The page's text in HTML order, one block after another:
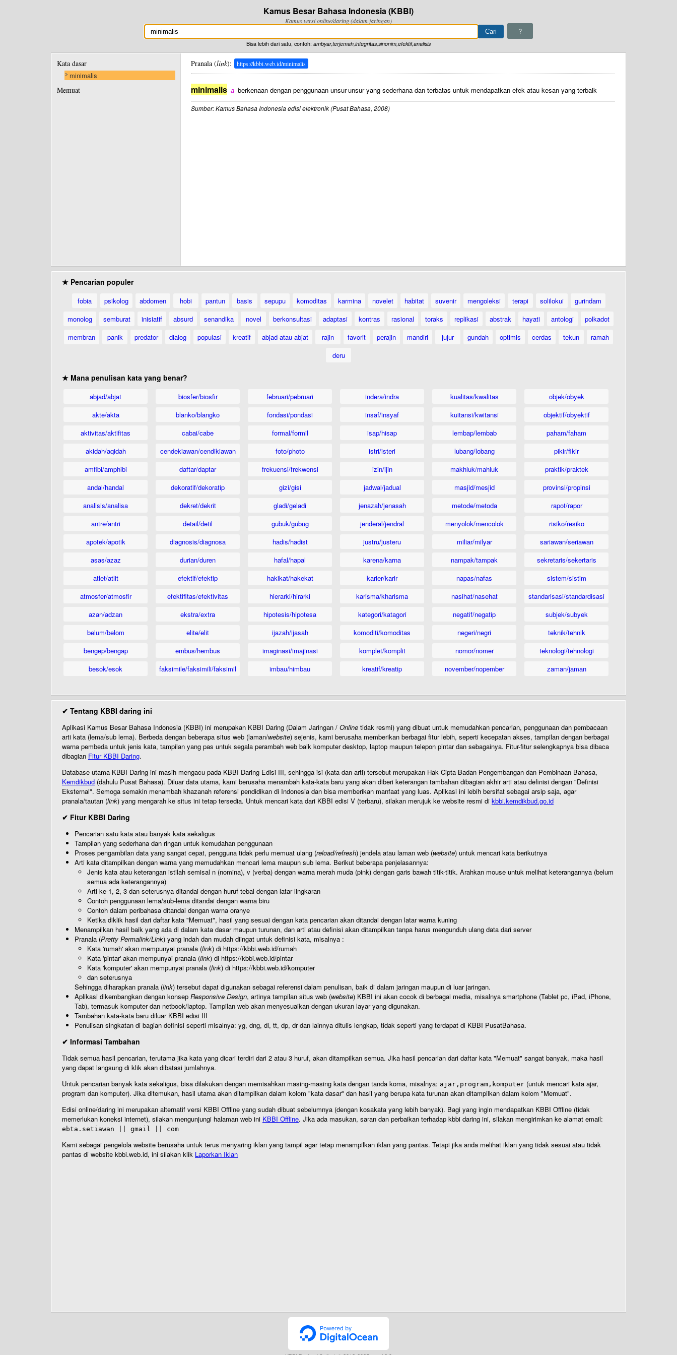
Kamus Besar Bahasa Indonesia (KBBI)
Kamus versi online/daring (dalam jaringan)
?
Bisa lebih dari satu, contoh: ambyar,terjemah,integritas,sinonim,efektif,analisis
Kata dasar
minimalis
Memuat
Pranala (link): https://kbbi.web.id/minimalis
minimalis a berkenaan dengan penggunaan unsur-unsur yang sederhana dan terbatas untuk mendapatkan efek atau kesan yang terbaik
Sumber: Kamus Bahasa Indonesia edisi elektronik (Pusat Bahasa, 2008)
★ Pencarian populer
fobia psikolog abdomen hobi pantun basis sepupu komoditas karmina novelet habitat suvenir mengoleksi terapi solilokui
gurindam
monolog
semburat inisiatif absurd senandika novel berkonsultasi adaptasi kontras rasional toraks replikasi abstrak hayati antologi
polkadot
membran
panik predator dialog populasi kreatif abjad-atau-abjat rajin favorit perajin mandiri jujur gundah optimis cerdas tekun
ramah
deru
★ Mana penulisan kata yang benar?
abjad/abjat
akte/akta
aktivitas/aktifitas
akidah/aqidah
amfibi/amphibi
andal/handal
analisis/analisa
antre/antri
apotek/apotik
asas/azaz
atlet/atlit
atmosfer/atmosfir
azan/adzan
belum/belom
bengep/bengap
besok/esok
biosfer/biosfir
blanko/blangko
cabai/cabe
cendekiawan/cendikiawan
daftar/daptar
dekoratif/dekoratip
dekret/dekrit
detail/detil
diagnosis/diagnosa
durian/duren
efektif/efektip
efektifitas/efektivitas
ekstra/extra
elite/elit
embus/hembus
faksimile/faksimili/faksimil
februari/pebruari
fondasi/pondasi
formal/formil
foto/photo
frekuensi/frekwensi
gizi/gisi
gladi/geladi
gubuk/gubug
hadis/hadist
hafal/hapal
hakikat/hakekat
hierarki/hirarki
hipotesis/hipotesa
ijazah/ijasah
imaginasi/imajinasi
imbau/himbau
indera/indra
insaf/insyaf
isap/hisap
istri/isteri
izin/ijin
jadwal/jadual
jenazah/jenasah
jenderal/jendral
justru/justeru
karena/karna
karier/karir
karisma/kharisma
kategori/katagori
komoditi/komoditas
komplet/komplit
kreatif/kreatip
kualitas/kwalitas
kuitansi/kwitansi
lembap/lembab
lubang/lobang
makhluk/mahluk
masjid/mesjid
metode/metoda
menyolok/mencolok
miliar/milyar
nampak/tampak
napas/nafas
nasihat/nasehat
negatif/negatip
negeri/negri
nomor/nomer
november/nopember
objek/obyek
objektif/obyektif
paham/faham
pikir/fikir
praktik/praktek
provinsi/propinsi
rapot/rapor
risiko/resiko
sariawan/seriawan
sekretaris/sekertaris
sistem/sistim
standarisasi/standardisasi
subjek/subyek
teknik/tehnik
teknologi/tehnologi
zaman/jaman
✔ Tentang KBBI daring ini
Aplikasi Kamus Besar Bahasa Indonesia (KBBI) ini merupakan KBBI Daring (Dalam Jaringan / Online tidak resmi) yang dibuat untuk memudahkan pencarian, penggunaan dan pembacaan
arti kata (lema/sub lema). Berbeda dengan beberapa situs web (laman/website) sejenis, kami berusaha memberikan berbagai fitur lebih, seperti kecepatan akses, tampilan dengan berbagai
warna pembeda untuk jenis kata, tampilan yang pas untuk segala perambah web baik komputer desktop, laptop maupun telepon pintar dan sebagainya. Fitur-fitur selengkapnya bisa dibaca
dibagian Fitur KBBI Daring.
Database utama KBBI Daring ini masih mengacu pada KBBI Daring Edisi III, sehingga isi (kata dan arti) tersebut merupakan Hak Cipta Badan Pengembangan dan Pembinaan Bahasa,
Kemdikbud (dahulu Pusat Bahasa). Diluar data utama, kami berusaha menambah kata-kata baru yang akan diberi keterangan tambahan dibagian akhir arti atau definisi dengan "Definisi
Eksternal". Semoga semakin menambah khazanah referensi pendidikan di Indonesia dan bisa memberikan manfaat yang luas. Aplikasi ini lebih bersifat sebagai arsip saja, agar
pranala/tautan (link) yang mengarah ke situs ini tetap tersedia. Untuk mencari kata dari KBBI edisi V (terbaru), silakan merujuk ke website resmi di kbbi.kemdikbud.go.id
✔ Fitur KBBI Daring
Pencarian satu kata atau banyak kata sekaligus
Tampilan yang sederhana dan ringan untuk kemudahan penggunaan
Proses pengambilan data yang sangat cepat, pengguna tidak perlu memuat ulang (reload/refresh) jendela atau laman web (website) untuk mencari kata berikutnya
Arti kata ditampilkan dengan warna yang memudahkan mencari lema maupun sub lema. Berikut beberapa penjelasannya:
Jenis kata atau keterangan istilah semisal n (nomina), v (verba) dengan warna merah muda (pink) dengan garis bawah titik-titik. Arahkan mouse untuk melihat keterangannya (belum
semua ada keterangannya)
Arti ke-1, 2, 3 dan seterusnya ditandai dengan huruf tebal dengan latar lingkaran
Contoh penggunaan lema/sub-lema ditandai dengan warna biru
Contoh dalam peribahasa ditandai dengan warna oranye
Ketika diklik hasil dari daftar kata "Memuat", hasil yang sesuai dengan kata pencarian akan ditandai dengan latar warna kuning
Menampilkan hasil baik yang ada di dalam kata dasar maupun turunan, dan arti atau definisi akan ditampilkan tanpa harus mengunduh ulang data dari server
Pranala (Pretty Permalink/Link) yang indah dan mudah diingat untuk definisi kata, misalnya :
Kata 'rumah' akan mempunyai pranala (link) di https://kbbi.web.id/rumah
Kata 'pintar' akan mempunyai pranala (link) di https://kbbi.web.id/pintar
Kata 'komputer' akan mempunyai pranala (link) di https://kbbi.web.id/komputer
dan seterusnya
Sehingga diharapkan pranala (link) tersebut dapat digunakan sebagai referensi dalam penulisan, baik di dalam jaringan maupun di luar jaringan.
Aplikasi dikembangkan dengan konsep Responsive Design, artinya tampilan situs web (website) KBBI ini akan cocok di berbagai media, misalnya smartphone (Tablet pc, iPad, iPhone,
Tab), termasuk komputer dan netbook/laptop. Tampilan web akan menyesuaikan dengan ukuran layar yang digunakan.
Tambahan kata-kata baru diluar KBBI edisi III
Penulisan singkatan di bagian definisi seperti misalnya: yg, dng, dl, tt, dp, dr dan lainnya ditulis lengkap, tidak seperti yang terdapat di KBBI PusatBahasa.
✔ Informasi Tambahan
Tidak semua hasil pencarian, terutama jika kata yang dicari terdiri dari 2 atau 3 huruf, akan ditampilkan semua. Jika hasil pencarian dari daftar kata "Memuat" sangat banyak, maka hasil
yang dapat langsung di klik akan dibatasi jumlahnya.
Untuk pencarian banyak kata sekaligus, bisa dilakukan dengan memisahkan masing-masing kata dengan tanda koma, misalnya: ajar,program,komputer (untuk mencari kata ajar,
program dan komputer). Jika ditemukan, hasil utama akan ditampilkan dalam kolom "kata dasar" dan hasil yang berupa kata turunan akan ditampilkan dalam kolom "Memuat".
Edisi online/daring ini merupakan alternatif versi KBBI Offline yang sudah dibuat sebelumnya (dengan kosakata yang lebih banyak). Bagi yang ingin mendapatkan KBBI Offline (tidak
memerlukan koneksi internet), silakan mengunjungi halaman web ini KBBI Offline. Jika ada masukan, saran dan perbaikan terhadap kbbi daring ini, silakan mengirimkan ke alamat email:
ebta.setiawan || gmail || com
Kami sebagai pengelola website berusaha untuk terus menyaring iklan yang tampil agar tetap menampilkan iklan yang pantas. Tetapi jika anda melihat iklan yang tidak sesuai atau tidak
pantas di website kbbi.web.id, ini silakan klik Laporkan Iklan